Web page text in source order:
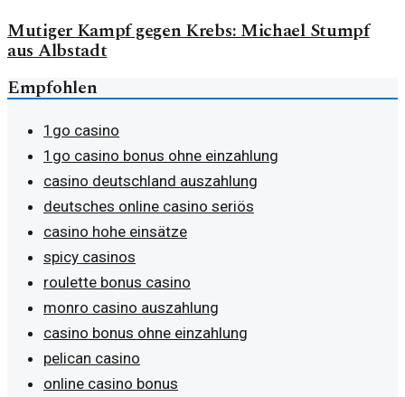
Mutiger Kampf gegen Krebs: Michael Stumpf
aus Albstadt
Empfohlen
1go casino
1go casino bonus ohne einzahlung
casino deutschland auszahlung
deutsches online casino seriös
casino hohe einsätze
spicy casinos
roulette bonus casino
monro casino auszahlung
casino bonus ohne einzahlung
pelican casino
online casino bonus